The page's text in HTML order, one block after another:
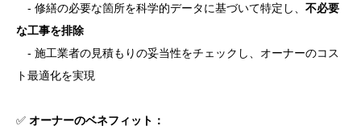
- 修繕の必要な箇所を科学的データに基づいて特定し、 不必要
な工事を排除
- 施工業者の見積もりの妥当性をチェックし、オーナーのコス
ト最適化を実現
✅ オーナーのベネフィット：